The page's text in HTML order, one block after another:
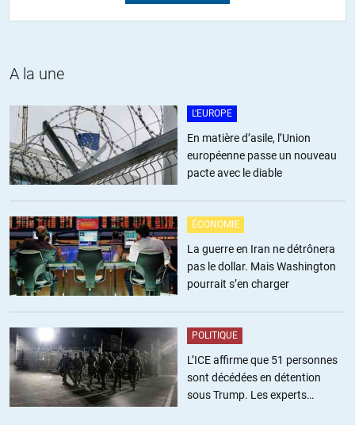
//23.02.2018 à 17h20
+11
Arcousan09 //23.02.2018 à 13h21
Cette manipulation n’est rien à coté des guerres ourdies par les
mêmes quand le gouvernement d’un pays n’est pas conforme aux
critères de ce qu’il est convenu d’appeler: « le bien » ….
Ne serait-ce pas là la définition d’un « état voyou » ???? agresser tout
ce qui n’est pas conforme à son idéologie ….
+19 ALERTER
vert-de-taire//23.02.2018 à 15h03
Euh oui
dans ce domaine la France est aussi championne.
+15 ALERTER
A la une
L'EUROPE
En matière d’asile, l’Union
européenne passe un nouveau
pacte avec le diable
ÉCONOMIE
La guerre en Iran ne détrônera
pas le dollar. Mais Washington
pourrait s’en charger
POLITIQUE
L’ICE affirme que 51 personnes
sont décédées en détention
sous Trump. Les experts